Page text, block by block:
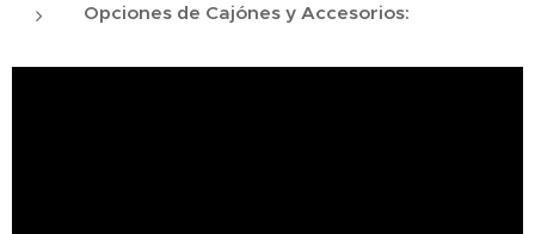
Opciones de Cajónes y Accesorios: